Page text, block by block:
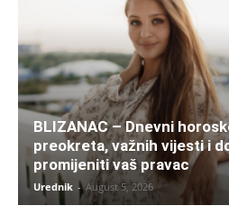
BLIZANAC – Dnevni
preokreta, važnih vijesti i
promijeniti vaš pravac
Urednik - August 5, 2026